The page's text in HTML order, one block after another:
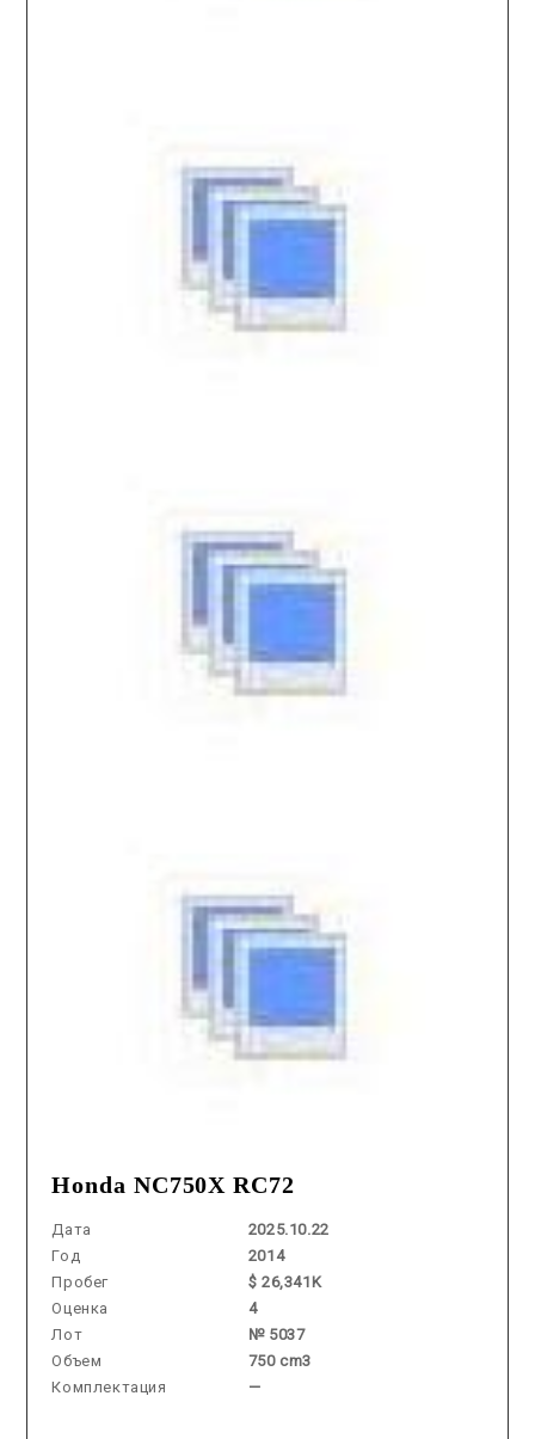
Honda NC750X RC72
Дата
2025.10.22
Год
2014
Пробег
$ 26,341K
Оценка
4
Лот
№ 5037
Объем
750 cm3
Комплектация
—